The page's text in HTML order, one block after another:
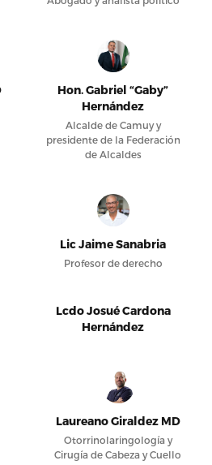
Hon. Gabriel “Gaby”
Hernández
Alcalde de Camuy y
presidente de la Federación
de Alcaldes
Lic Jaime Sanabria
Profesor de derecho
Lcdo Josué Cardona
Hernández
Laureano Giraldez MD
Otorrinolaringología y
Cirugía de Cabeza y Cuello